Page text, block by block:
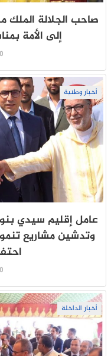
صاحب الجلالة
إلى الأمة
30
أخبار وطنية
عامل إقليم سيدي
وتدشين مشاريع
30
أخبار الداخلة